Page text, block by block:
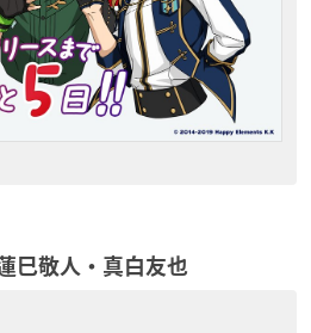
巳敬人・真白友也